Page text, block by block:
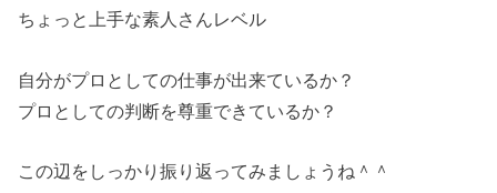
ちょっと上手な素人さんレベル
自分がプロとしての仕事が出来ているか？
プロとしての判断を尊重できているか？
この辺をしっかり振り返ってみましょうね＾＾